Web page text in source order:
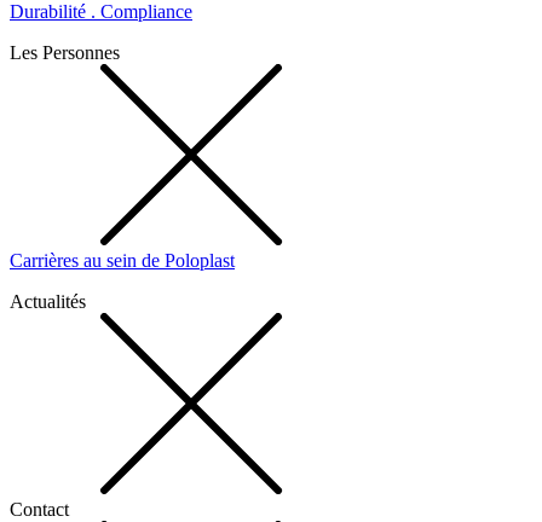
Durabilité . Compliance
Les Personnes
Carrières au sein de Poloplast
Actualités
Contact